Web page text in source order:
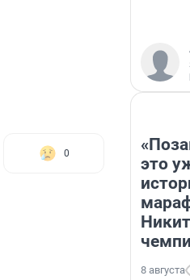
0
это
8 августа